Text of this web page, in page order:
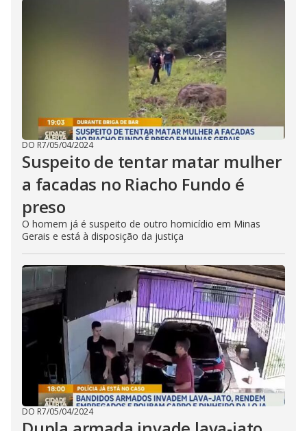
DO R7/05/04/2024
Suspeito de tentar matar mulher
a facadas no Riacho Fundo é
preso
O homem já é suspeito de outro homicídio em Minas
Gerais e está à disposição da justiça
DO R7/05/04/2024